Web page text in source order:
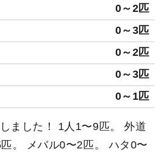
0～2匹
0～3匹
0～2匹
0～3匹
0～1匹
ました！ 1人1〜9匹。 外道
。 メバル0〜2匹。 ハタ0〜